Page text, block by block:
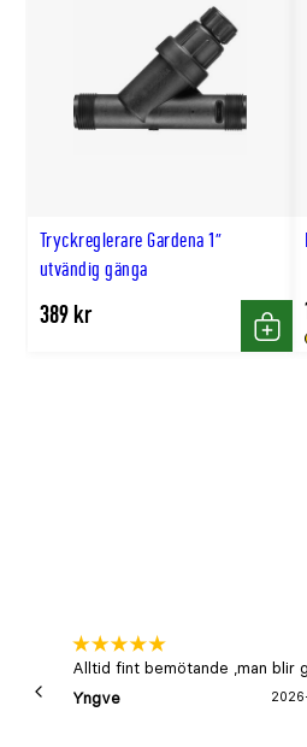
Tryckreglerare Gardena 1"
utvändig gänga
389 kr
Köp
Alltid fint bemötande ,man blir
Yngve